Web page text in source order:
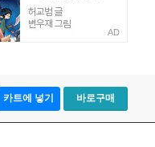
AD
카트에 넣기 바로구매